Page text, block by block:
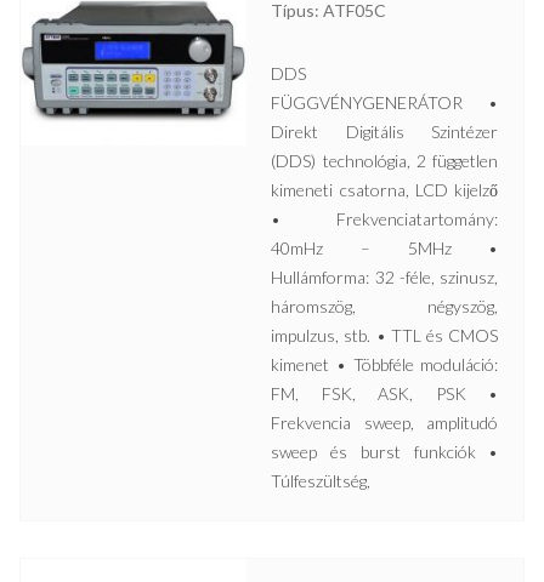
Típus: ATF05C
DDS
FÜGGVÉNYGENERÁTOR •
Direkt Digitális Szintézer
(DDS) technológia, 2 független
kimeneti csatorna, LCD kijelző
• Frekvenciatartomány:
40mHz – 5MHz •
Hullámforma: 32 -féle, szinusz,
háromszög, négyszög,
impulzus, stb. • TTL és CMOS
kimenet • Többféle moduláció:
FM, FSK, ASK, PSK •
Frekvencia sweep, amplitudó
sweep és burst funkciók •
Túlfeszültség,